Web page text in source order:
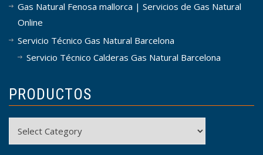
Gas Natural Fenosa mallorca | Servicios de Gas Natural
Online
Servicio Técnico Gas Natural Barcelona
Servicio Técnico Calderas Gas Natural Barcelona
PRODUCTOS